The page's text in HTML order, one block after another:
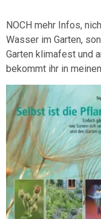
NOCH mehr Infos,
Wasser im Garten,
Garten klimafest und
bekommt ihr in